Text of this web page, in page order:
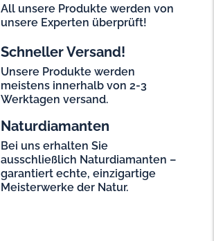
All unsere Produkte werden von
unsere Experten überprüft!
Schneller Versand!
Unsere Produkte werden
meistens innerhalb von 2-3
Werktagen versand.
Naturdiamanten
Bei uns erhalten Sie
ausschließlich Naturdiamanten –
garantiert echte, einzigartige
Meisterwerke der Natur.